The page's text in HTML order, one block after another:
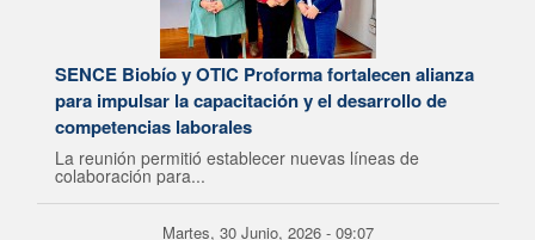
SENCE Biobío y OTIC Proforma fortalecen alianza
para impulsar la capacitación y el desarrollo de
competencias laborales
La reunión permitió establecer nuevas líneas de
colaboración para...
Martes, 30 Junio, 2026 - 09:07